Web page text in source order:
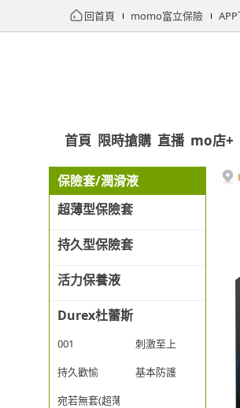
回首頁 momo富立保險
首頁 限時搶購 直播 mo店+
保險套/潤滑液
超薄型保險套
持久型保險套
活力保養液
Durex杜蕾斯
001
刺激至上
持久歡愉
基本防護
宛若無套(超薄)